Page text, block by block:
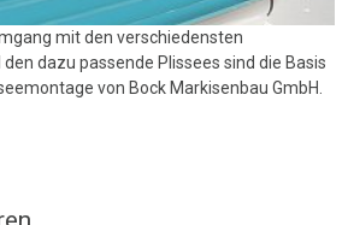
mit den verschiedensten
dazu passende Plissees sind die Basis
von Bock Markisenbau GmbH.